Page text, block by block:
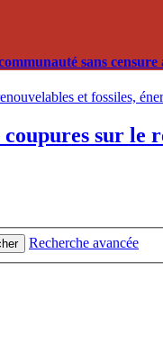
sans
et fossiles,
sur le
Recherche avancée